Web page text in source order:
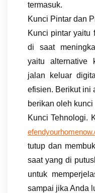
termasuk.
Kunci Pintar dan
Kunci pintar yaitu
di saat
yaitu alternative
jalan keluar
efisien. Berikut ini
berikan oleh kunci
Kunci Tehnologi.
tutup dan
saat yang di
untuk
sampai jika Anda